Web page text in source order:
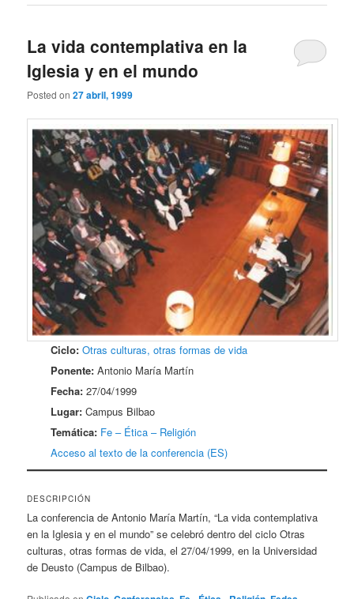
La vida contemplativa en la
Iglesia y en el mundo
Posted on27 abril, 1999
Ciclo: Otras culturas, otras formas de vida
Ponente: Antonio María Martín
Fecha: 27/04/1999
Lugar: Campus Bilbao
Temática: Fe – Ética – Religión
Acceso al texto de la conferencia (ES)
DESCRIPCIÓN
La conferencia de Antonio María Martín, “La vida contemplativa
en la Iglesia y en el mundo” se celebró dentro del ciclo Otras
culturas, otras formas de vida, el 27/04/1999, en la Universidad
de Deusto (Campus de Bilbao).